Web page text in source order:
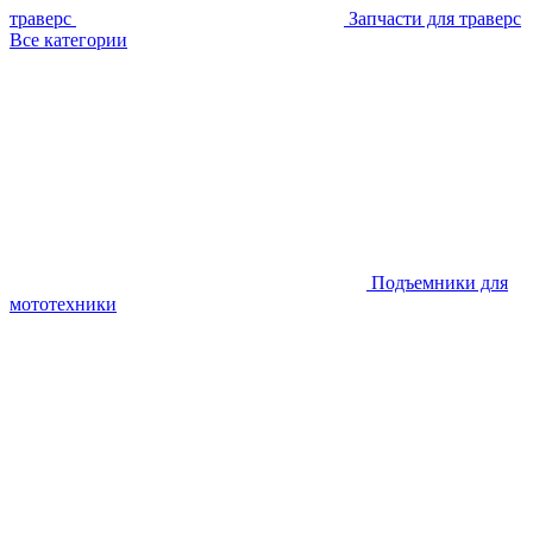
траверс
Запчасти для траверс
Все категории
Подъемники для
мототехники